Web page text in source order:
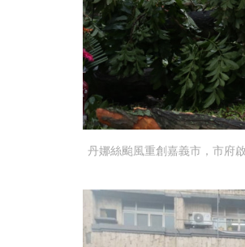
丹娜絲颱風重創嘉義市，市府